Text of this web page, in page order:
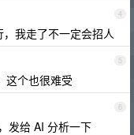
4
我走了不一定会招人
5
这个也很难受
6
发给 AI 分析一下